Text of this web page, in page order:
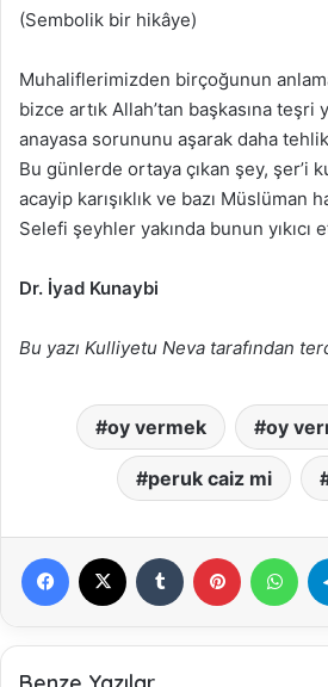
(Sembolik bir hikâye)
Muhaliflerimizden birçoğunun
bizce artık Allah’tan başkasına
anayasa sorununu aşarak daha
Bu günlerde ortaya çıkan şey, şer’i
acayip karışıklık ve bazı Müslüman
Selefi şeyhler yakında bunun
Dr. İyad Kunaybi
Bu yazı Kulliyetu Neva tarafından
oy vermek oy
peruk caiz mi